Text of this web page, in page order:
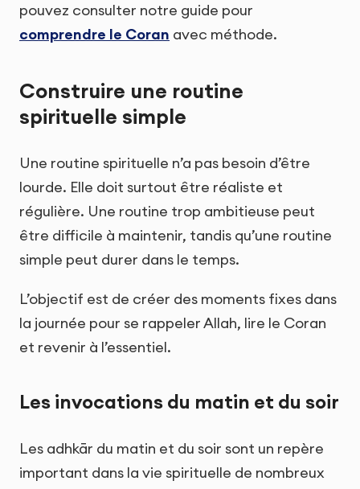
pouvez consulter notre guide pour
comprendre le Coran avec méthode.
Construire une routine
spirituelle simple
Une routine spirituelle n’a pas besoin d’être
lourde. Elle doit surtout être réaliste et
régulière. Une routine trop ambitieuse peut
être difficile à maintenir, tandis qu’une routine
simple peut durer dans le temps.
L’objectif est de créer des moments fixes dans
la journée pour se rappeler Allah, lire le Coran
et revenir à l’essentiel.
Les invocations du matin et du soir
Les adhkār du matin et du soir sont un repère
important dans la vie spirituelle de nombreux